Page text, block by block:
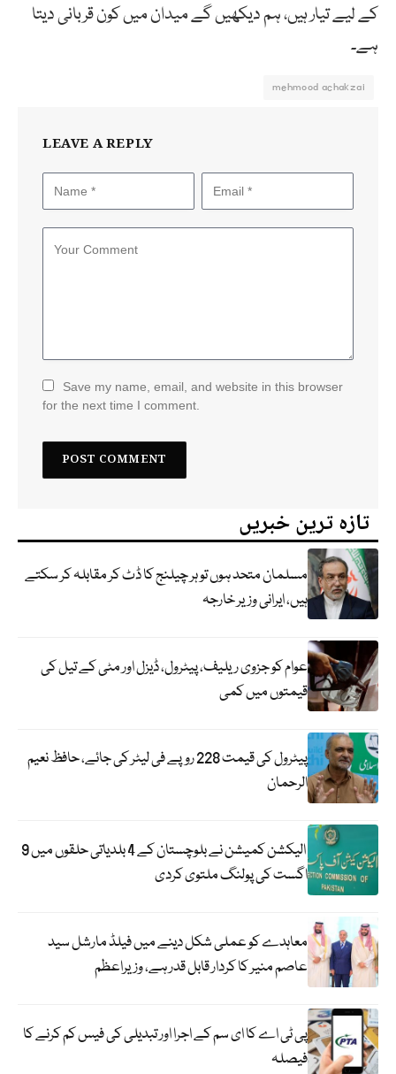
کے لیے تیار ہیں، ہم دیکھیں گے میدان میں کون قربانی دیتا
ہے۔
mehmood achakzai
LEAVE A REPLY
Save my name, email, and website in this browser
for the next time I comment.
تازہ ترین خبریں
مسلمان متحد ہوں تو ہر چیلنج کا ڈٹ کر مقابلہ کر سکتے
ہیں، ایرانی وزیر خارجہ
عوام کو جزوی ریلیف، پیٹرول، ڈیزل اور مٹی کے تیل کی
قیمتوں میں کمی
پیٹرول کی قیمت 228 روپے فی لیٹر کی جائے، حافظ نعیم
الرحمان
الیکشن کمیشن نے بلوچستان کے 4 بلدیاتی حلقوں میں 9
اگست کی پولنگ ملتوی کردی
معاہدے کو عملی شکل دینے میں فیلڈ مارشل سید
عاصم منیر کا کردار قابل قدر ہے، وزیراعظم
پی ٹی اے کا ای سم کے اجرا اور تبدیلی کی فیس کم کرنے کا
فیصلہ